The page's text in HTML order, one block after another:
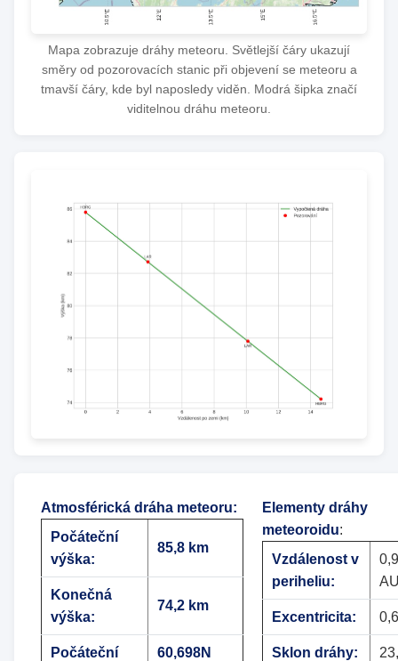
Mapa zobrazuje dráhy meteoru. Světlejší čáry ukazují
směry od pozorovacích stanic při objevení se meteoru a
tmavší čáry, kde byl naposledy viděn. Modrá šipka značí
viditelnou dráhu meteoru.
Atmosférická dráha meteoru:
Počáteční
výška:
85,8 km
Konečná
výška:
74,2 km
Počáteční
60,698N
Elementy dráhy
meteoroidu:
Vzdálenost v
periheliu:
Excentricita:
Sklon dráhy: